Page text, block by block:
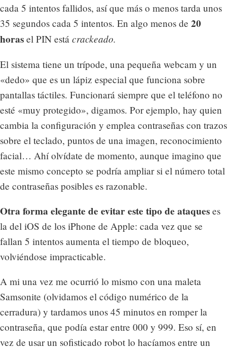
cada 5 intentos fallidos, así que más o menos tarda unos
35 segundos cada 5 intentos. En algo menos de 20
horas el PIN está crackeado.
El sistema tiene un trípode, una pequeña webcam y un
«dedo» que es un lápiz especial que funciona sobre
pantallas táctiles. Funcionará siempre que el teléfono no
esté «muy protegido», digamos. Por ejemplo, hay quien
cambia la configuración y emplea contraseñas con trazos
sobre el teclado, puntos de una imagen, reconocimiento
facial… Ahí olvídate de momento, aunque imagino que
este mismo concepto se podría ampliar si el número total
de contraseñas posibles es razonable.
Otra forma elegante de evitar este tipo de ataques es
la del iOS de los iPhone de Apple: cada vez que se
fallan 5 intentos aumenta el tiempo de bloqueo,
volviéndose impracticable.
A mi una vez me ocurrió lo mismo con una maleta
Samsonite (olvidamos el código numérico de la
cerradura) y tardamos unos 45 minutos en romper la
contraseña, que podía estar entre 000 y 999. Eso sí, en
vez de usar un sofisticado robot lo hacíamos entre un